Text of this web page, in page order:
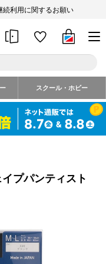
続利用に関するお願い
スクール・ホビー
プパンティスト